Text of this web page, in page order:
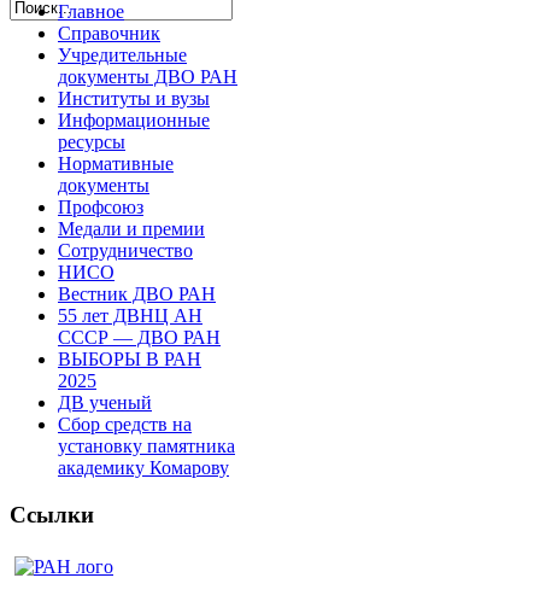
Главное
Справочник
Учредительные
документы ДВО РАН
Институты и вузы
Информационные
ресурсы
Нормативные
документы
Профсоюз
Медали и премии
Сотрудничество
НИСО
Вестник ДВО РАН
55 лет ДВНЦ АН
СССР — ДВО РАН
ВЫБОРЫ В РАН
2025
ДВ ученый
Сбор средств на
установку памятника
академику Комарову
Ссылки